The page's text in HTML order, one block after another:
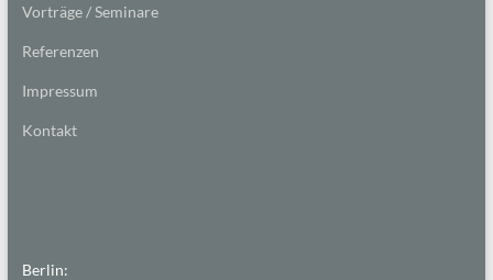
Vorträge / Seminare
Referenzen
Impressum
Kontakt
Berlin: